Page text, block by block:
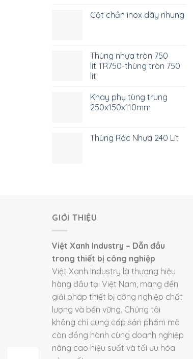
Cột chắn inox dây nhung
Thùng nhựa tròn 750
lít TR750-thùng tròn 750
lít
Khay phụ tùng trung
250x150x110mm
Thùng Rác Nhựa 240 Lít
GIỚI THIỆU
Việt Xanh Industry – Dẫn đầu
trong thiết bị công nghiệp
Việt Xanh Industry là thương hiệu
hàng đầu tại Việt Nam, mang đến
giải pháp thiết bị công nghiệp chất
lượng và bền vững. Chúng tôi
không chỉ cung cấp sản phẩm mà
còn đồng hành cùng doanh nghiệp
nâng cao hiệu suất và tối ưu hóa